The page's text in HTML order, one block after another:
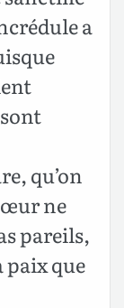
a
qu’on
ne
pareils,
paix que